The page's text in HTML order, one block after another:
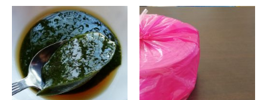
eBook Percuma